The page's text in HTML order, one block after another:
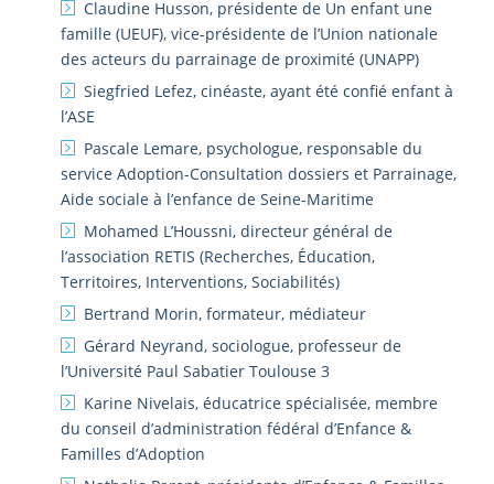
Claudine Husson, présidente de Un enfant une
famille (UEUF), vice-présidente de l’Union nationale
des acteurs du parrainage de proximité (UNAPP)
Siegfried Lefez, cinéaste, ayant été confié enfant à
l’ASE
Pascale Lemare, psychologue, responsable du
service Adoption-Consultation dossiers et Parrainage,
Aide sociale à l’enfance de Seine-Maritime
Mohamed L’Houssni, directeur général de
l’association RETIS (Recherches, Éducation,
Territoires, Interventions, Sociabilités)
Bertrand Morin, formateur, médiateur
Gérard Neyrand, sociologue, professeur de
l’Université Paul Sabatier Toulouse 3
Karine Nivelais, éducatrice spécialisée, membre
du conseil d’administration fédéral d’Enfance &
Familles d’Adoption